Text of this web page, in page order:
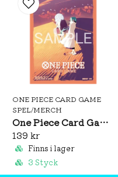
ONE PIECE CARD GAME
SPEL/MERCH
One Piece Card Game Official Sleeves: Nefeltari Vivi Vol.5
139 kr
Finns i lager
3 Styck